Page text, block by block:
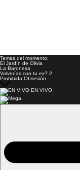
Temas del momento:
El Jardín de Olivia
La Baronesa
Volverías con tu ex? 2
Prohibida Obsesión
EN VIVO